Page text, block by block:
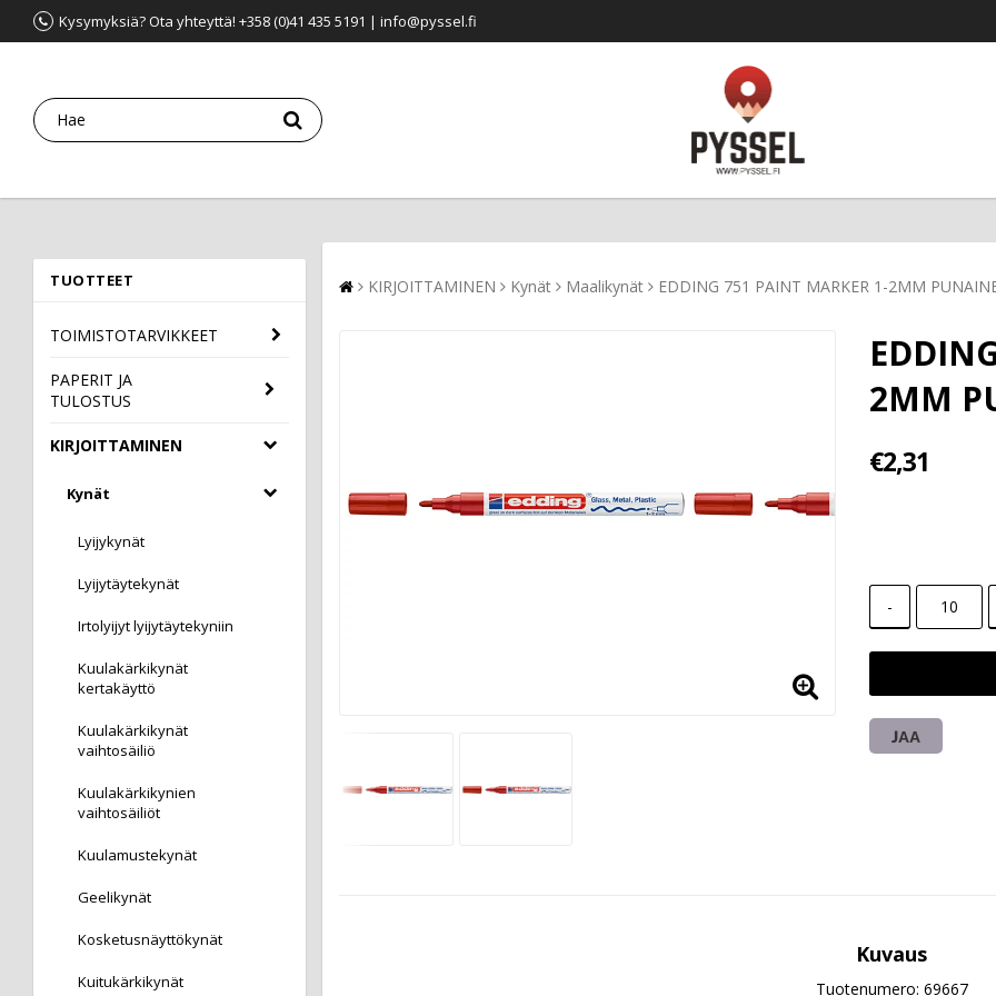
Kysymyksiä? Ota yhteyttä! +358 (0)41 435 5191 | info@pyssel.fi
TUOTTEET
TOIMISTOTARVIKKEET
PAPERIT JA
TULOSTUS
KIRJOITTAMINEN
Kynät
Lyijykynät
Lyijytäytekynät
Irtolyijyt lyijytäytekyniin
Kuulakärkikynät
kertakäyttö
Kuulakärkikynät
vaihtosäiliö
Kuulakärkikynien
vaihtosäiliöt
Kuulamustekynät
Geelikynät
Kosketusnäyttökynät
Kuitukärkikynät
KIRJOITTAMINEN Kynät Maalikynät EDDING 751 PAINT MARKER 1-2MM
2MM
€2,31
-
JAA
Kuvaus
Tuotenumero: 69667